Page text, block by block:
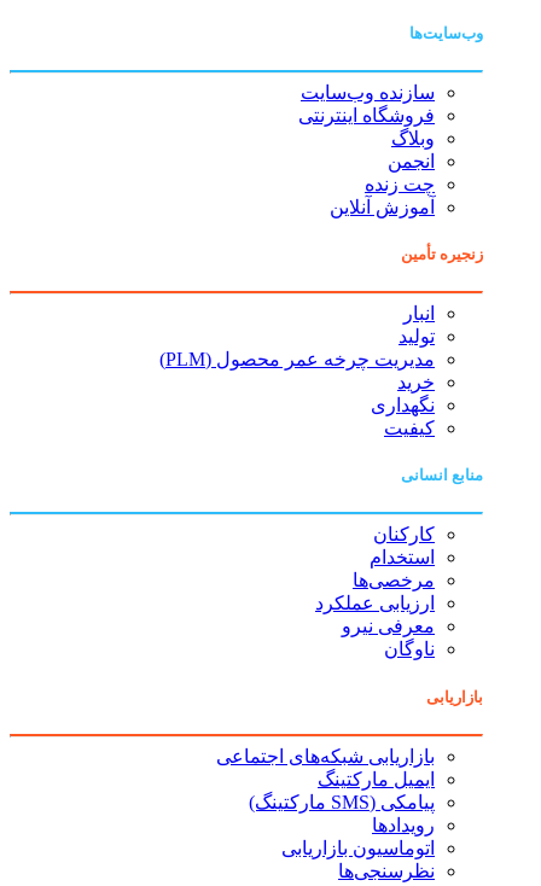
وب‌سایت‌ها
سازنده وب‌سایت
فروشگاه اینترنتی
وبلاگ
انجمن
چت زنده
آموزش آنلاین
زنجیره تأمین
انبار
تولید
مدیریت چرخه عمر محصول (PLM)
خرید
نگهداری
کیفیت
منابع انسانی
کارکنان
استخدام
مرخصی‌ها
ارزیابی عملکرد
معرفی نیرو
ناوگان
بازاریابی
بازاریابی شبکه‌های اجتماعی
ایمیل مارکتینگ
پیامکی (SMS مارکتینگ)
رویدادها
اتوماسیون بازاریابی
نظرسنجی‌ها